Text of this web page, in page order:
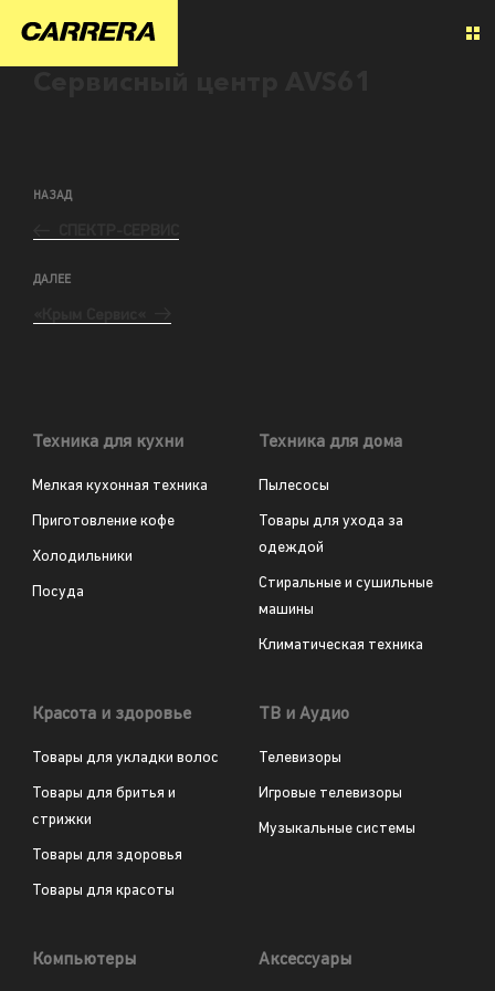
НАЗАД
ДАЛЕЕ
Техника для кухни
Мелкая кухонная техника
Приготовление кофе
Холодильники
Посуда
Техника для дома
Пылесосы
Товары для ухода за
одеждой
Стиральные и сушильные
машины
Климатическая техника
Красота и здоровье
Товары для укладки волос
Товары для бритья и
стрижки
Товары для здоровья
Товары для красоты
ТВ и Аудио
Телевизоры
Игровые телевизоры
Музыкальные системы
Компьютеры Аксессуары